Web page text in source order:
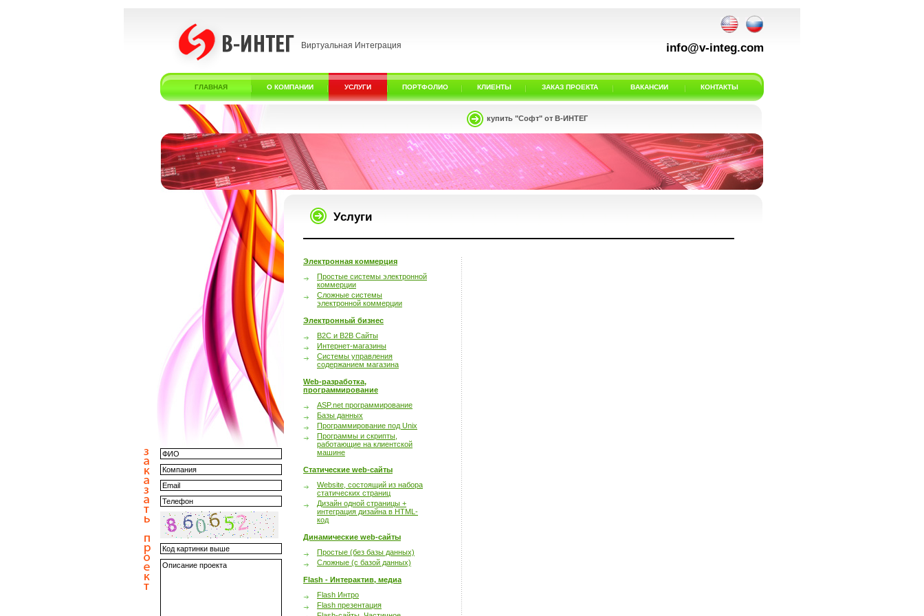
Виртуальная Интеграция info@v-integ.com
ГЛАВНАЯ О КОМПАНИИ УСЛУГИ ПОРТФОЛИО КЛИЕНТЫ ЗАКАЗ ПРОЕКТА ВАКАНСИИ КОНТАКТЫ
купить "Софт" от В-ИНТЕГ
Услуги
Электронная коммерция
Простые системы электронной
коммерции
Сложные системы
электронной коммерции
Электронный бизнес
B2C и B2B Сайты
Интернет-магазины
Системы управления
содержанием магазина
Web-разработка,
программирование
ASP.net программирование
Базы данных
Программирование под Unix
Программы и скрипты,
работающие на клиентской
машине
Статические web-сайты
Website, состоящий из набора
статических страниц
Дизайн одной страницы +
интеграция дизайна в HTML-
код
Динамические web-сайты
Простые (без базы данных)
Сложные (с базой данных)
Flash - Интерактив, медиа
Flash Интро
Flash презентация